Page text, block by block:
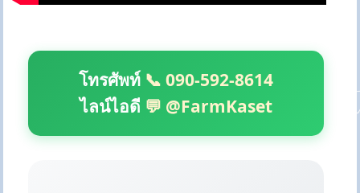
โทรศัพท์ 📞 090-592-8614
ไลน์ไอดี 💬 @FarmKaset